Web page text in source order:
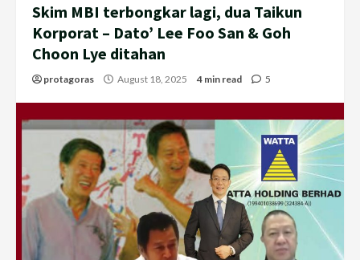
Skim MBI terbongkar lagi, dua Taikun
Korporat – Dato’ Lee Foo San & Goh
Choon Lye ditahan
protagoras August 18, 2025 4 min read 5